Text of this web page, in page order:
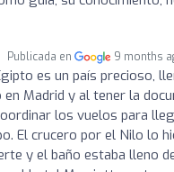
Publicada en 9 months
es un país precioso,
Madrid y al tener la
los vuelos para
El crucero por el Nilo lo
y el baño estaba lleno